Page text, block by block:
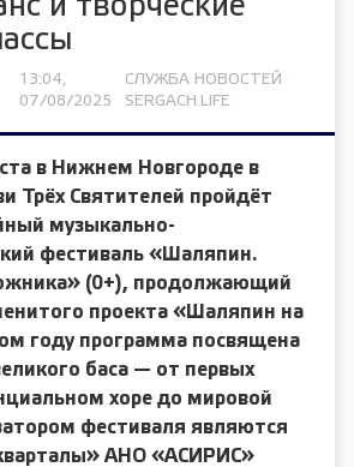
и творческие
13:04,
07/08/2025
СЛУЖБА НОВОСТЕЙ
SERGACH.LIFE
в Нижнем Новгороде в
Трёх Святителей пройдёт
музыкально-
фестиваль «Шаляпин.
(0+), продолжающий
проекта «Шаляпин на
году программа посвящена
баса — от первых
хоре до мировой
фестиваля являются
АНО «АСИРИС»